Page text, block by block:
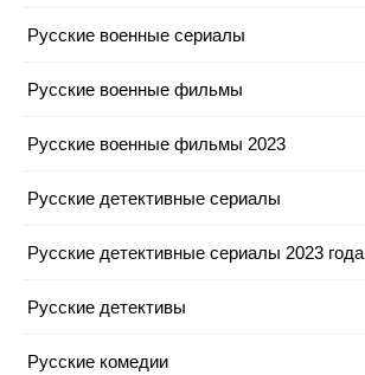
Русские военные сериалы
Русские военные фильмы
Русские военные фильмы 2023
Русские детективные сериалы
Русские детективные сериалы 2023 года
Русские детективы
Русские комедии